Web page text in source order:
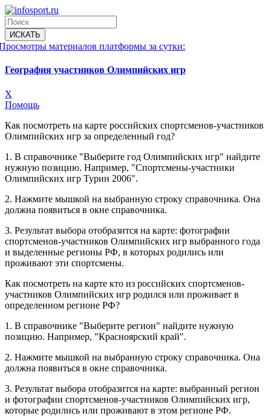
материалов платформы за сутки:
География участников Олимпийских игр
X
Помощь
Как посмотреть на карте российских спортсменов-участников
Олимпийских игр за определенный год?
1. В справочнике "Выберите год Олимпийских игр" найдите
нужную позицию. Например, "Спортсмены-участники
Олимпийских игр Турин 2006".
2. Нажмите мышкой на выбранную строку справочника. Она
должна появиться в окне справочника.
3. Результат выбора отобразится на карте: фотографии
спортсменов-участников Олимпийских игр выбранного года
и выделенные регионы РФ, в которых родились или
проживают эти спортсмены.
Как посмотреть на карте кто из российских спортсменов-
участников Олимпийских игр родился или проживает в
определенном регионе РФ?
1. В справочнике "Выберите регион" найдите нужную
позицию. Например, "Красноярский край".
2. Нажмите мышкой на выбранную строку справочника. Она
должна появиться в окне справочника.
3. Результат выбора отобразится на карте: выбранный регион
и фотографии спортсменов-участников Олимпийских игр,
которые родились или проживают в этом регионе РФ.